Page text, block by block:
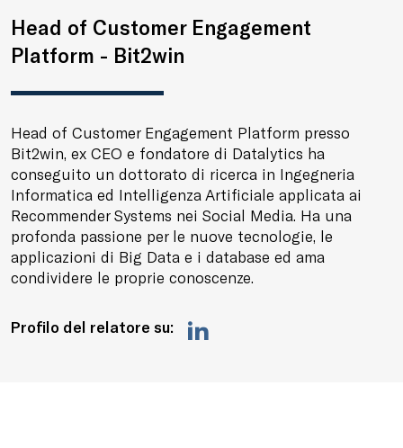
Head of Customer Engagement
Platform - Bit2win
Head of Customer Engagement Platform presso
Bit2win, ex CEO e fondatore di Datalytics ha
conseguito un dottorato di ricerca in Ingegneria
Informatica ed Intelligenza Artificiale applicata ai
Recommender Systems nei Social Media. Ha una
profonda passione per le nuove tecnologie, le
applicazioni di Big Data e i database ed ama
condividere le proprie conoscenze.
Profilo del relatore su: